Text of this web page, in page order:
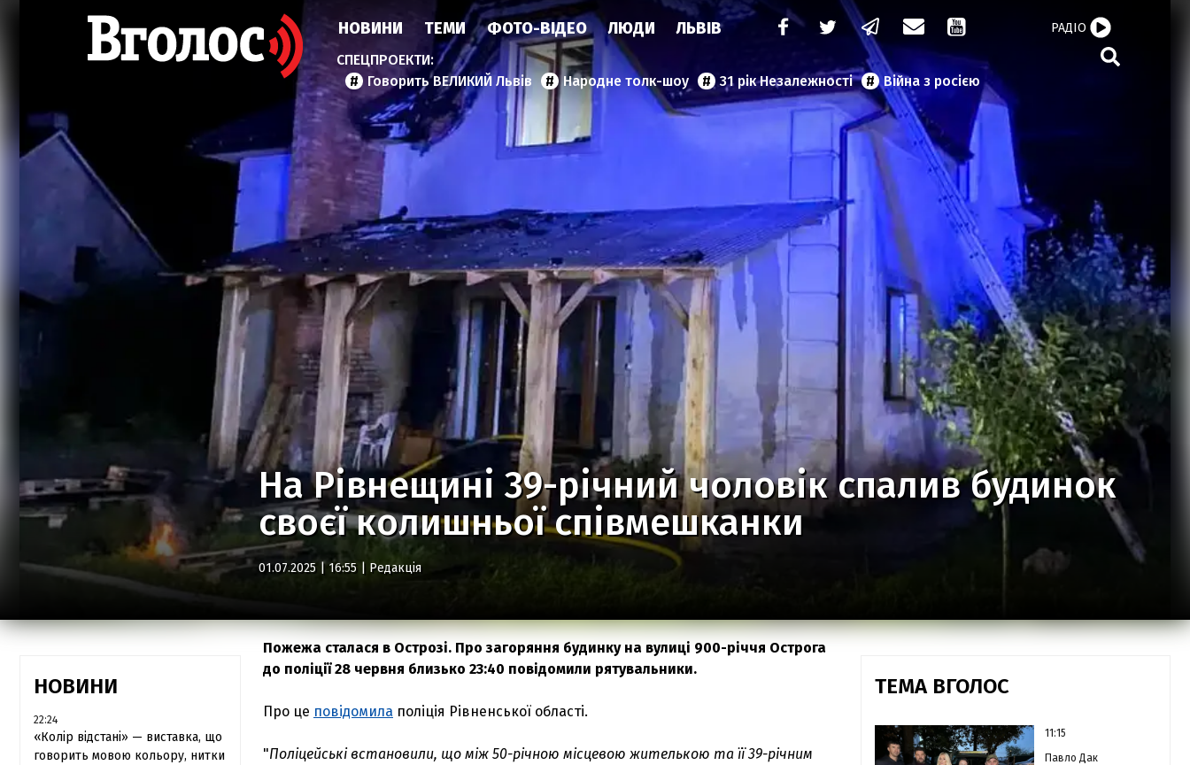
НОВИНИ ТЕМИ ФОТО-ВІДЕО ЛЮДИ ЛЬВІВ
Говорить ВЕЛИКИЙ Львів Народне толк-шоу 31 рік Незалежності Війна з росією
РАДІО
На Рівнещині 39-річний чоловік спалив будинок
своєї колишньої співмешканки
01.07.2025 | 16:55 | Редакція
НОВИНИ
22:24
«Колір відстані» — виставка, що
говорить мовою кольору, нитки
Пожежа сталася в Острозі. Про загоряння будинку на вулиці 900-річчя Острога
до поліції 28 червня близько 23:40 повідомили рятувальники.
Про це повідомила поліція Рівненської області.
"Поліцейські встановили, що між 50-річною місцевою жителькою та її 39-річним
ТЕМА ВГОЛОС
11:15
Павло Дак